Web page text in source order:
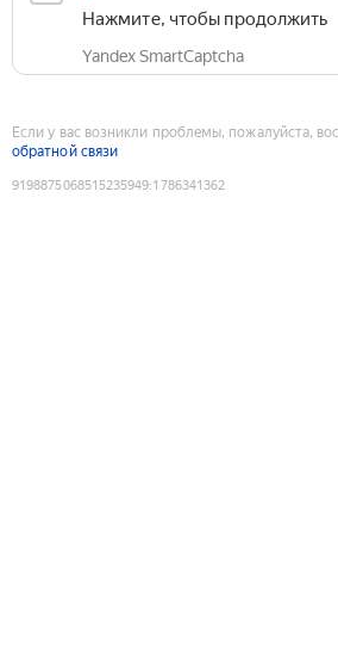
Нажмите, чтобы продолжить
Yandex SmartCaptcha
Если у вас возникли проблемы, пожалуйста,
обратной связи
9198875068515235949:1786341362